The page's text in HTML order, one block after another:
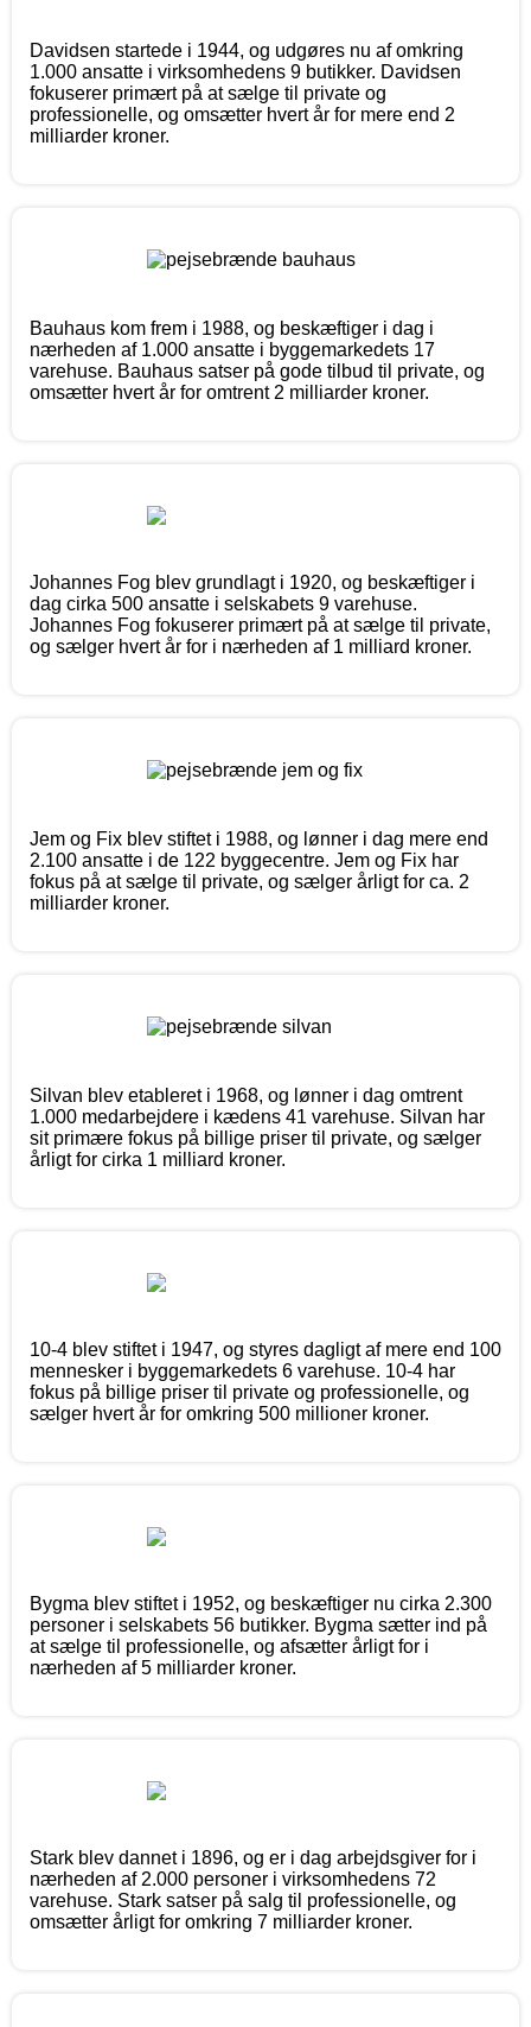
Davidsen startede i 1944, og udgøres nu af omkring
1.000 ansatte i virksomhedens 9 butikker. Davidsen
fokuserer primært på at sælge til private og
professionelle, og omsætter hvert år for mere end 2
milliarder kroner.
Bauhaus kom frem i 1988, og beskæftiger i dag i
nærheden af 1.000 ansatte i byggemarkedets 17
varehuse. Bauhaus satser på gode tilbud til private, og
omsætter hvert år for omtrent 2 milliarder kroner.
Johannes Fog blev grundlagt i 1920, og beskæftiger i
dag cirka 500 ansatte i selskabets 9 varehuse.
Johannes Fog fokuserer primært på at sælge til private,
og sælger hvert år for i nærheden af 1 milliard kroner.
Jem og Fix blev stiftet i 1988, og lønner i dag mere end
2.100 ansatte i de 122 byggecentre. Jem og Fix har
fokus på at sælge til private, og sælger årligt for ca. 2
milliarder kroner.
Silvan blev etableret i 1968, og lønner i dag omtrent
1.000 medarbejdere i kædens 41 varehuse. Silvan har
sit primære fokus på billige priser til private, og sælger
årligt for cirka 1 milliard kroner.
10-4 blev stiftet i 1947, og styres dagligt af mere end 100
mennesker i byggemarkedets 6 varehuse. 10-4 har
fokus på billige priser til private og professionelle, og
sælger hvert år for omkring 500 millioner kroner.
Bygma blev stiftet i 1952, og beskæftiger nu cirka 2.300
personer i selskabets 56 butikker. Bygma sætter ind på
at sælge til professionelle, og afsætter årligt for i
nærheden af 5 milliarder kroner.
Stark blev dannet i 1896, og er i dag arbejdsgiver for i
nærheden af 2.000 personer i virksomhedens 72
varehuse. Stark satser på salg til professionelle, og
omsætter årligt for omkring 7 milliarder kroner.